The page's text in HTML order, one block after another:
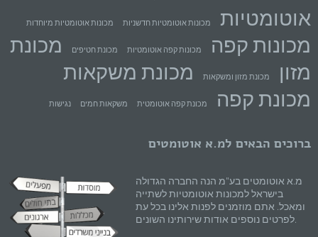
אוטומטיות
מכונות אוטומטיות חדשניות מכונות אוטומטיות מיוחדות
מכונות קפה מכונות קפה אוטומטיות מכונת חטיפים
מכונת
מזון
מכונת מזון ומשקאות
מכונת משקאות
מכונת קפה
מכונת קפה אוטומטית משקאות חמים נגישות
ברוכים הבאים למ.א אוטומטים
מ.א אוטומטים בע"מ הנה החברה הגדולה
בישראל למכונות אוטומטיות לשתייה
ומאכל. אתם מוזמנים לפנות אלינו בכל עת
לפרטים נוספים אודות שירותינו השונים.